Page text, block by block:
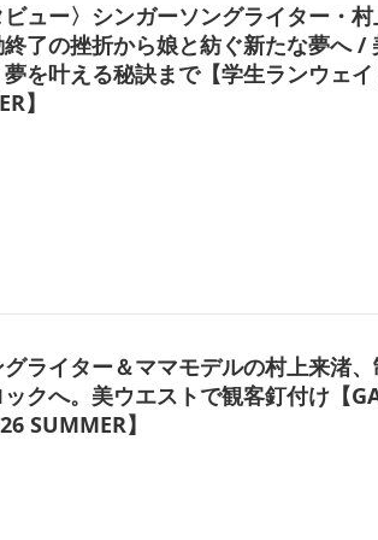
ビュー〉シンガーソングライター・村
了の挫折から娘と紡ぐ新たな夢へ /
を叶える秘訣まで【学生ランウェイ
】
ライター＆ママモデルの村上来渚
クへ。美ウエストで観客釘付け【
SUMMER】